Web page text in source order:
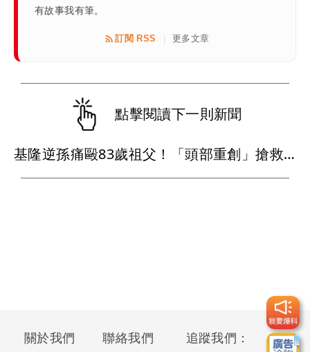
有故事我有筆。
訂閱 RSS 更多文章
點擊閱讀下一則新聞
基隆逆孫痛毆83歲祖父！「頭部重創」搶救13天後不治
關於我們 聯絡我們 追蹤我們：